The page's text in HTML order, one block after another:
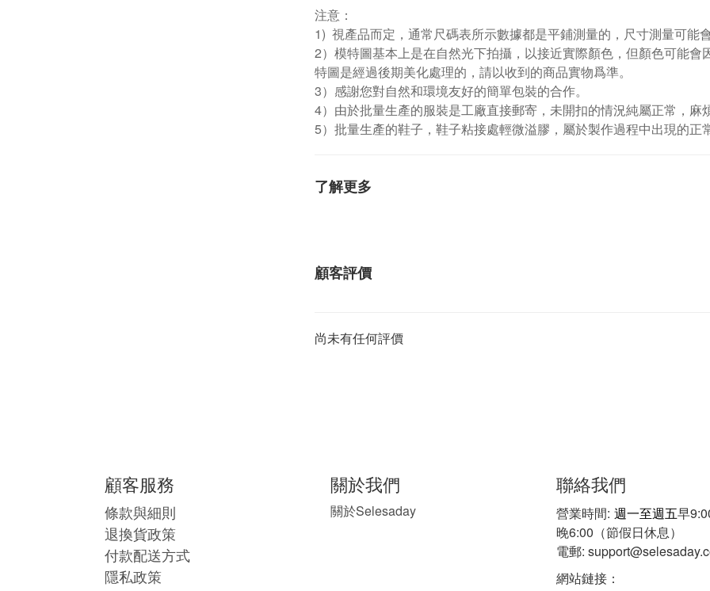
注意：
1) 視產品而定，通常尺碼表所示數據都是平鋪測量的，尺寸測量可能
2）模特圖基本上是在自然光下拍攝，以接近實際顏色，但顏色可能
特圖是經過後期美化處理的，請以收到的商品實物爲準。
3）感謝您對自然和環境友好的簡單包裝的合作。
4）由於批量生產的服裝是工廠直接郵寄，未開扣的情況純屬正常，麻
5）批量生產的鞋子，鞋子粘接處輕微溢膠，屬於製作過程中出現的
了解更多
顧客評價
尚未有任何評價
顧客服務
條款與細則
退換貨政策
付款配送方式
隱私政策
關於我們
關於Selesaday
聯絡我們
營業時間: 週一至週五早
晚6:00（節假日休息）
電郵:
網站鏈接：